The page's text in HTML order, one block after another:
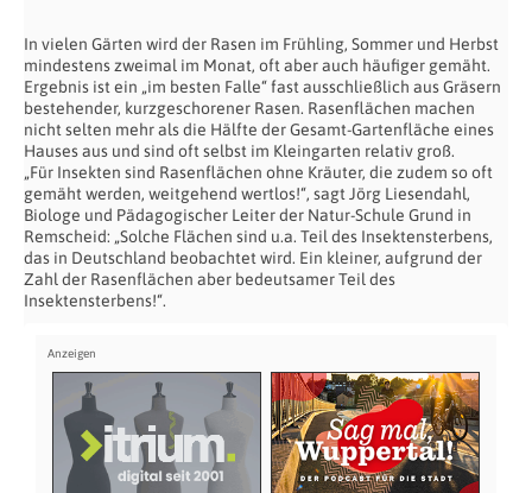
In vielen Gärten wird der Rasen im Frühling, Sommer und Herbst
mindestens zweimal im Monat, oft aber auch häufiger gemäht.
Ergebnis ist ein „im besten Falle“ fast ausschließlich aus Gräsern
bestehender, kurzgeschorener Rasen. Rasenflächen machen
nicht selten mehr als die Hälfte der Gesamt-Gartenfläche eines
Hauses aus und sind oft selbst im Kleingarten relativ groß.
„Für Insekten sind Rasenflächen ohne Kräuter, die zudem so oft
gemäht werden, weitgehend wertlos!“, sagt Jörg Liesendahl,
Biologe und Pädagogischer Leiter der Natur-Schule Grund in
Remscheid: „Solche Flächen sind u.a. Teil des Insektensterbens,
das in Deutschland beobachtet wird. Ein kleiner, aufgrund der
Zahl der Rasenflächen aber bedeutsamer Teil des
Insektensterbens!“.